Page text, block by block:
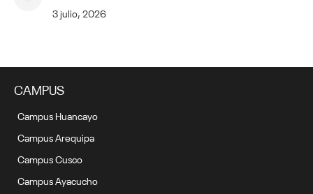
3 julio, 2026
CAMPUS
Campus Huancayo
Campus Arequipa
Campus Cusco
Campus Ayacucho